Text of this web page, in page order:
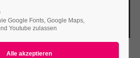
Google Fonts, Google Maps,
Youtube zulassen